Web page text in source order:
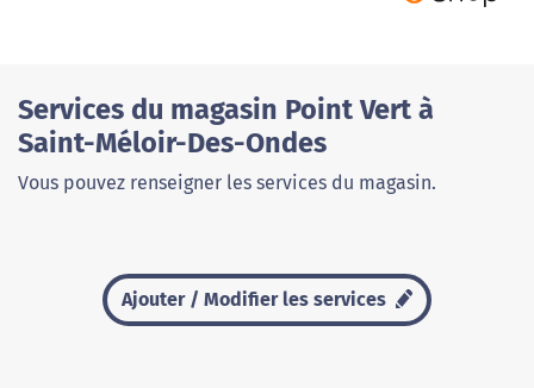
Services du magasin Point Vert à
Saint-Méloir-Des-Ondes
Vous pouvez renseigner les services du magasin.
Ajouter / Modifier les services